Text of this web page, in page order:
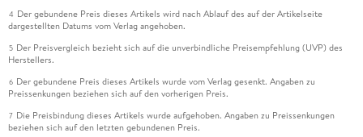
4 Der gebundene Preis dieses Artikels wird nach Ablauf des auf der Artikelseite
dargestellten Datums vom Verlag angehoben.
5 Der Preisvergleich bezieht sich auf die unverbindliche Preisempfehlung (UVP) des
Herstellers.
6 Der gebundene Preis dieses Artikels wurde vom Verlag gesenkt. Angaben zu
Preissenkungen beziehen sich auf den vorherigen Preis.
7 Die Preisbindung dieses Artikels wurde aufgehoben. Angaben zu Preissenkungen
beziehen sich auf den letzten gebundenen Preis.